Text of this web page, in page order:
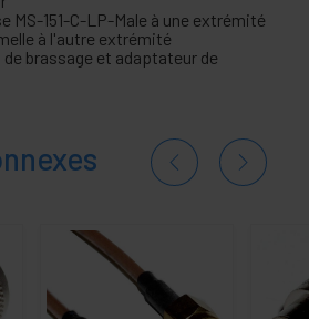
MS-151-C-LP-Male à une extrémité
à l'autre extrémité
brassage et adaptateur de